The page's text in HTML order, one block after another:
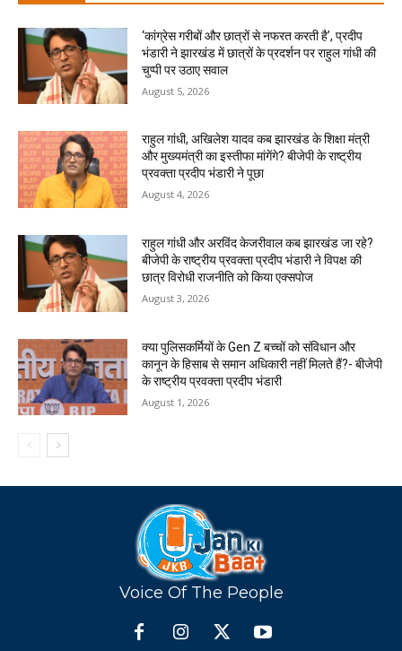
‘कांग्रेस गरीबों और छात्रों से नफरत करती है’, प्रदीप
भंडारी ने झारखंड में छात्रों के प्रदर्शन पर राहुल गांधी की
चुप्पी पर उठाए सवाल
August 5, 2026
राहुल गांधी, अखिलेश यादव कब झारखंड के शिक्षा मंत्री
और मुख्यमंत्री का इस्तीफा मांगेंगे? बीजेपी के राष्ट्रीय
प्रवक्ता प्रदीप भंडारी ने पूछा
August 4, 2026
राहुल गांधी और अरविंद केजरीवाल कब झारखंड जा रहे?
बीजेपी के राष्ट्रीय प्रवक्ता प्रदीप भंडारी ने विपक्ष की
छात्र विरोधी राजनीति को किया एक्सपोज
August 3, 2026
क्या पुलिसकर्मियों के Gen Z बच्चों को संविधान और
कानून के हिसाब से समान अधिकारी नहीं मिलते हैं?- बीजेपी
के राष्ट्रीय प्रवक्ता प्रदीप भंडारी
August 1, 2026
Voice Of The People